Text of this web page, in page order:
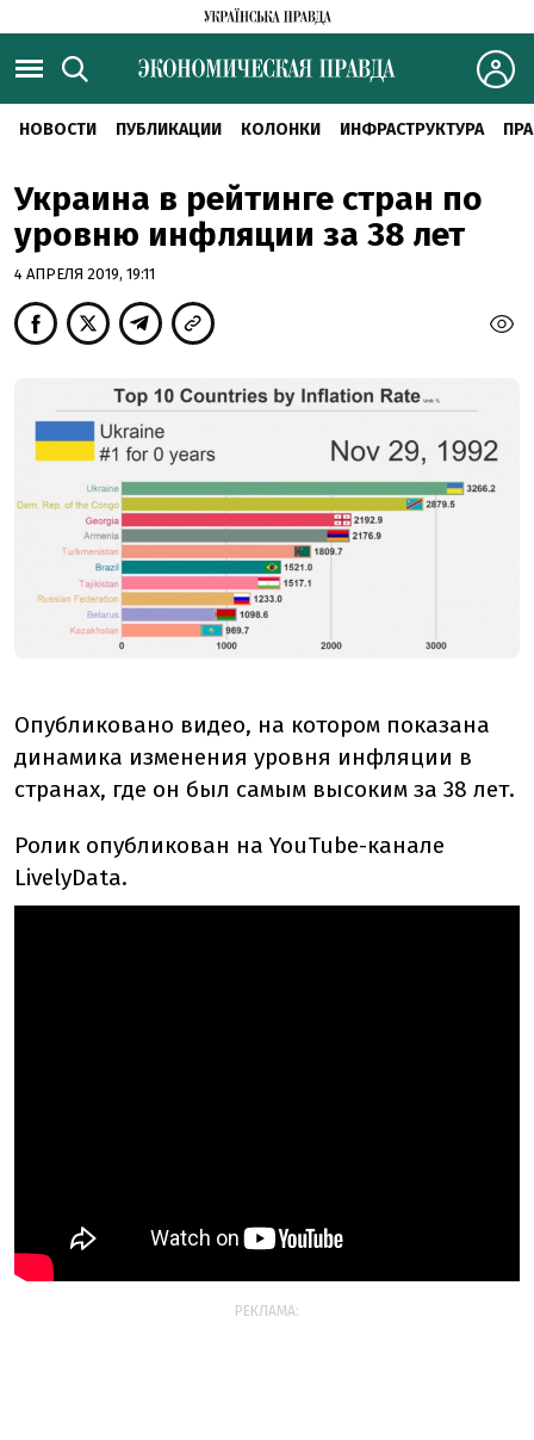
НОВОСТИ ПУБЛИКАЦИИ КОЛОНКИ ИНФРАСТРУКТУРА
Украина в рейтинге стран по
уровню инфляции за 38 лет
4 АПРЕЛЯ 2019, 19:11
Опубликовано видео, на котором показана
динамика изменения уровня инфляции в
странах, где он был самым высоким за 38 лет.
Ролик опубликован на YouTube-канале
LivelyData.
РЕКЛАМА: